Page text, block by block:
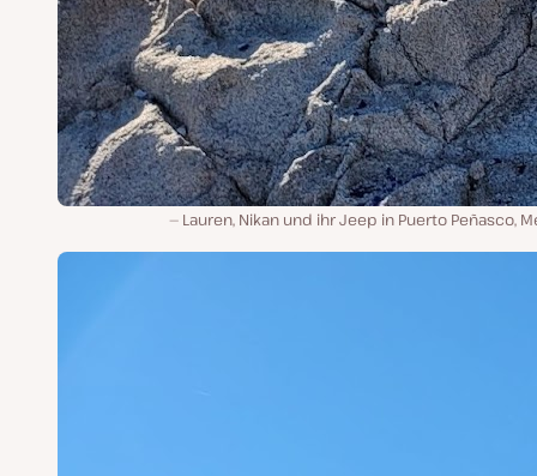
Lauren, Nikan und ihr Jeep in Puerto Peñasco,